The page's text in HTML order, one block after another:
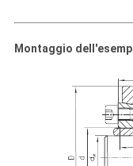
Montaggio